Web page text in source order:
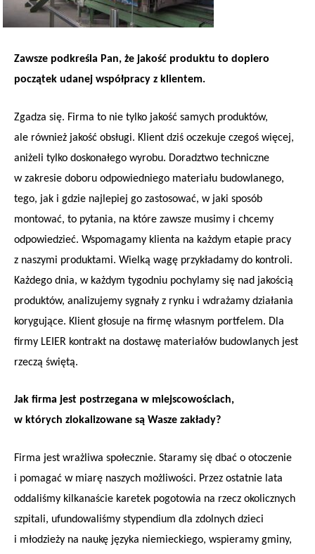
Zawsze podkreśla Pan, że jakość produktu to dopiero
początek udanej współpracy z klientem.
Zgadza się. Firma to nie tylko jakość samych produktów,
ale również jakość obsługi. Klient dziś oczekuje czegoś więcej,
aniżeli tylko doskonałego wyrobu. Doradztwo techniczne
w zakresie doboru odpowiedniego materiału budowlanego,
tego, jak i gdzie najlepiej go zastosować, w jaki sposób
montować, to pytania, na które zawsze musimy i chcemy
odpowiedzieć. Wspomagamy klienta na każdym etapie pracy
z naszymi produktami. Wielką wagę przykładamy do kontroli.
Każdego dnia, w każdym tygodniu pochylamy się nad jakością
produktów, analizujemy sygnały z rynku i wdrażamy działania
korygujące. Klient głosuje na firmę własnym portfelem. Dla
firmy LEIER kontrakt na dostawę materiałów budowlanych jest
rzeczą świętą.
Jak firma jest postrzegana w miejscowościach,
w których zlokalizowane są Wasze zakłady?
Firma jest wrażliwa społecznie. Staramy się dbać o otoczenie
i pomagać w miarę naszych możliwości. Przez ostatnie lata
oddaliśmy kilkanaście karetek pogotowia na rzecz okolicznych
szpitali, ufundowaliśmy stypendium dla zdolnych dzieci
i młodzieży na naukę języka niemieckiego, wspieramy gminy,